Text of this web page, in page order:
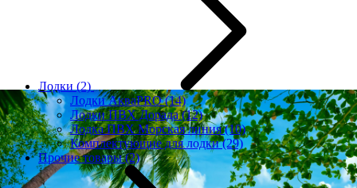
Лодки (2)
Лодки АкваPRO(14)
Лодки ПВХ Дорада(12)
Лодка ПВХ Морская линия(10)
Комплектующие для лодки(29)
Прочие товары(2)